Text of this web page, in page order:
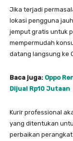
Jika terjadi
lokasi pengguna
jemput gratis untuk
mempermudah
datang langsung ke
Baca juga: Oppo
Dijual Rp10 Jutaan
Kurir professional
yang ditentukan
perbaikan